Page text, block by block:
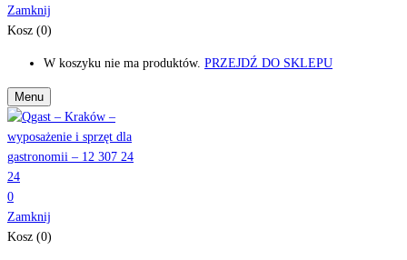
Zamknij
Kosz (0)
W koszyku nie ma produktów. PRZEJDŹ DO SKLEPU
Menu
0
Zamknij
Kosz (0)